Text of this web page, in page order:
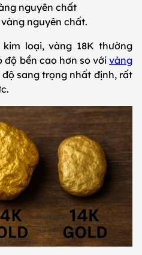
nguyên chất
vàng nguyên chất.
loại, vàng 18K thường
độ bền cao hơn so với vàng
sang trọng nhất định, rất